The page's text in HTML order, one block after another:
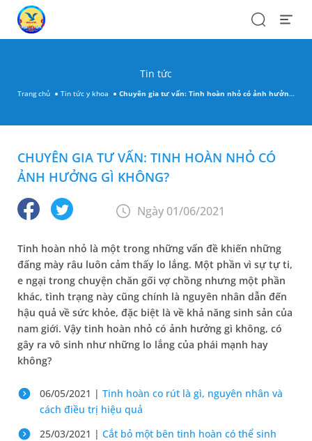
SearchOpen
Tin tức
Trang chủ Tin tức y khoa Chuyên gia tư vấn: Tinh hoàn nhỏ có ảnh hưởng gì không?
CHUYÊN GIA TƯ VẤN: TINH HOÀN NHỎ CÓ
ẢNH HƯỞNG GÌ KHÔNG?
Ngày 01/06/2021
Tinh hoàn nhỏ là một trong những vấn đề khiến những
đấng mày râu luôn cảm thấy lo lắng. Một phần vì sự tự ti,
e ngại trong chuyện chăn gối vợ chồng nhưng một phần
khác, tình trạng này cũng chính là nguyên nhân dẫn đến
hậu quả về sức khỏe, đặc biệt là về khả năng sinh sản của
nam giới. Vậy tinh hoàn nhỏ có ảnh hưởng gì không, có
gây ra vô sinh như những lo lắng của phái mạnh hay
không?
06/05/2021 | Tinh hoàn co rút là gì, nguyên nhân và
cách điều trị hiệu quả
25/03/2021 | Cắt bỏ một bên tinh hoàn có thể sinh